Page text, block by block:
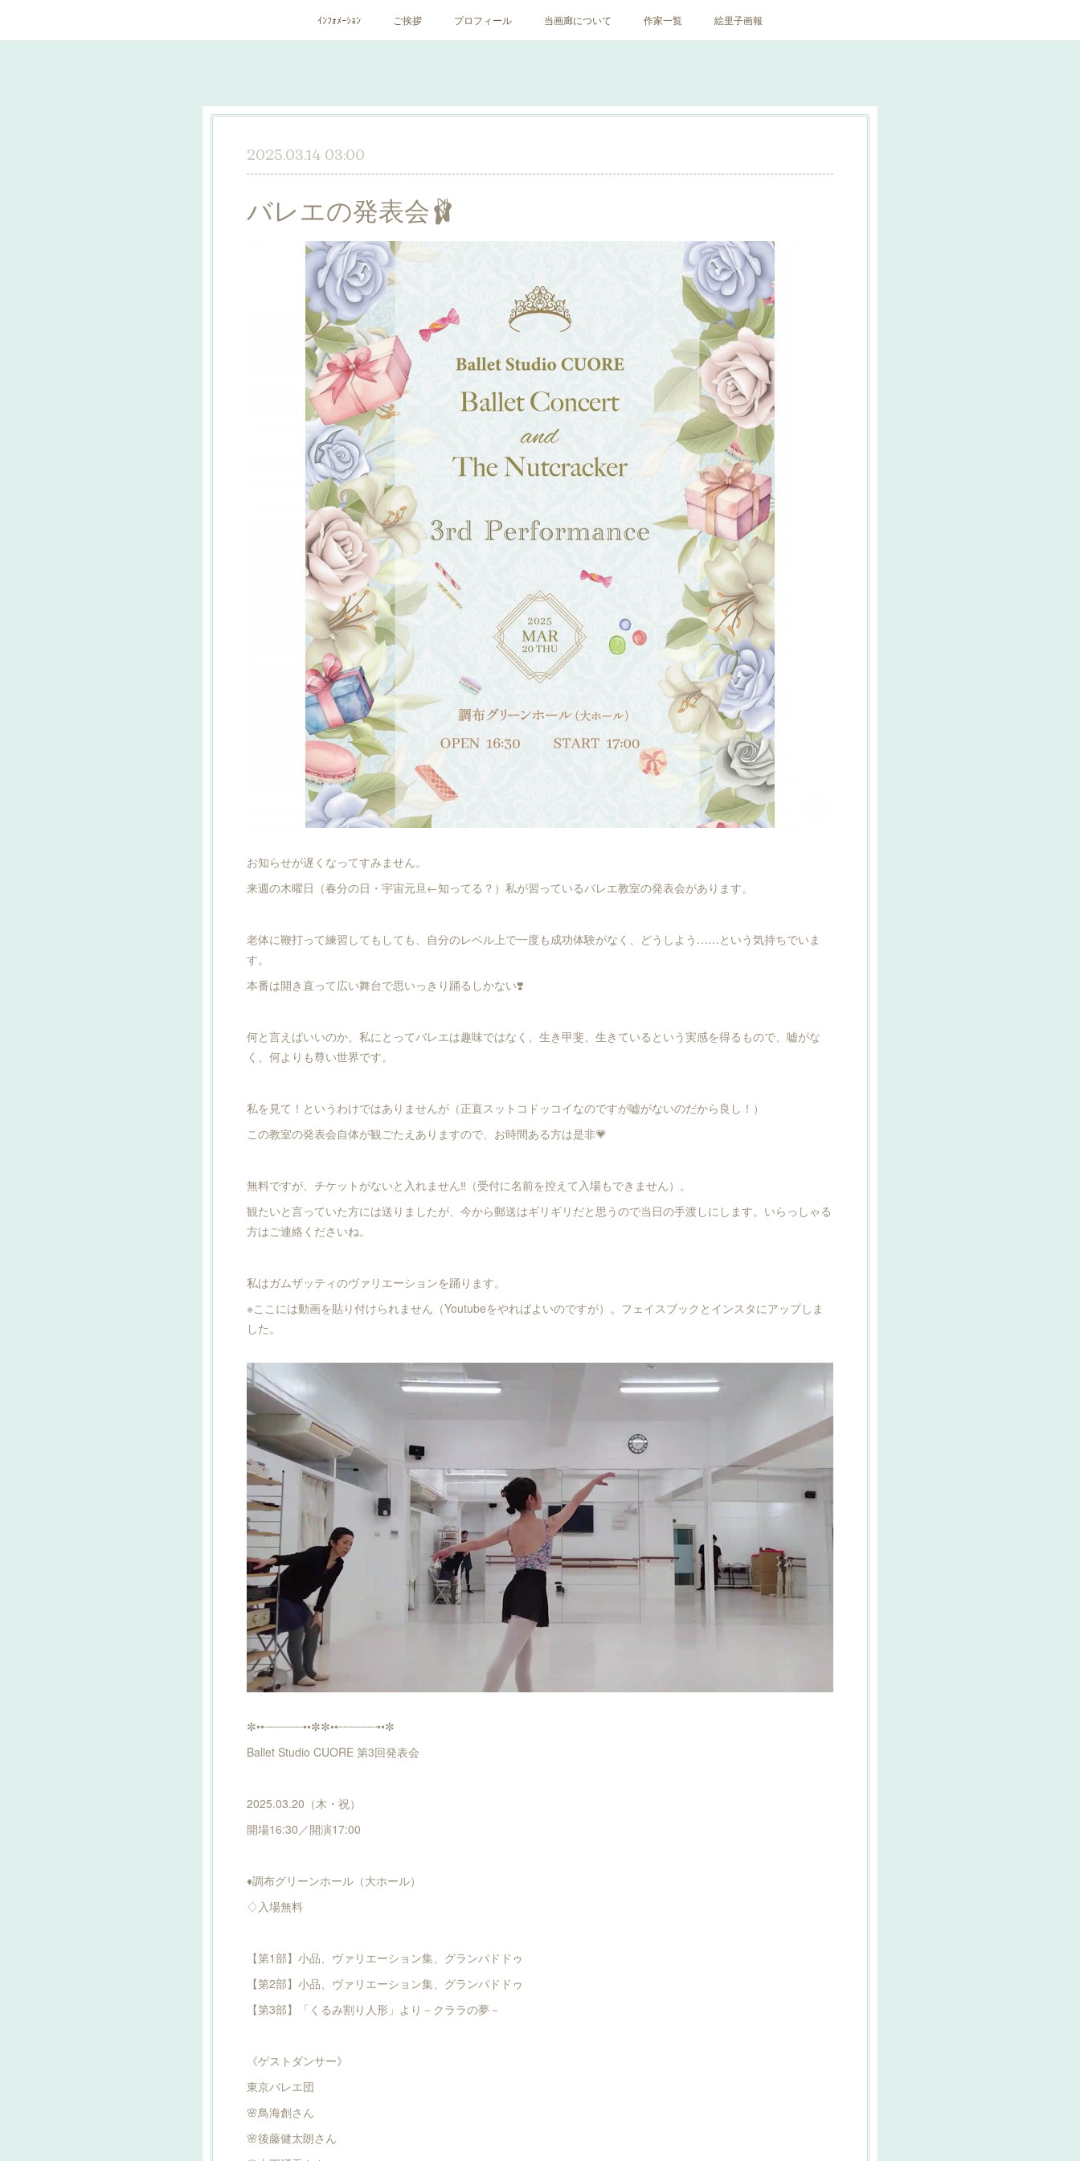
ｲﾝﾌｫﾒｰｼｮﾝ ご挨拶 プロフィール 当画廊について 作家一覧 絵里子画報
2025.03.14 03:00
バレエの発表会🩰
お知らせが遅くなってすみません。
来週の木曜日（春分の日・宇宙元旦←知ってる？）私が習っているバレエ教室の発表会があります。
老体に鞭打って練習してもしても、自分のレベル上で一度も成功体験がなく、どうしよう……という気持ちでいま
す。
本番は開き直って広い舞台で思いっきり踊るしかない❣️
何と言えばいいのか、私にとってバレエは趣味ではなく、生き甲斐、生きているという実感を得るもので、嘘がな
く、何よりも尊い世界です。
私を見て！というわけではありませんが（正直スットコドッコイなのですが嘘がないのだから良し！）
この教室の発表会自体が観ごたえありますので、お時間ある方は是非💗
無料ですが、チケットがないと入れません‼️（受付に名前を控えて入場もできません）。
観たいと言っていた方には送りましたが、今から郵送はギリギリだと思うので当日の手渡しにします。いらっしゃる
方はご連絡くださいね。
私はガムザッティのヴァリエーションを踊ります。
※ここには動画を貼り付けられません（Youtubeをやればよいのですが）。フェイスブックとインスタにアップしま
した。
✼••┈┈┈┈┈┈••✼✼••┈┈┈┈┈┈••✼
Ballet Studio CUORE 第3回発表会
2025.03.20（木・祝）
開場16:30／開演17:00
♦︎調布グリーンホール（大ホール）
♢入場無料
【第1部】小品、ヴァリエーション集、グランパドドゥ
【第2部】小品、ヴァリエーション集、グランパドドゥ
【第3部】「くるみ割り人形」より－クララの夢－
《ゲストダンサー》
東京バレエ団
🌸鳥海創さん
🌸後藤健太朗さん